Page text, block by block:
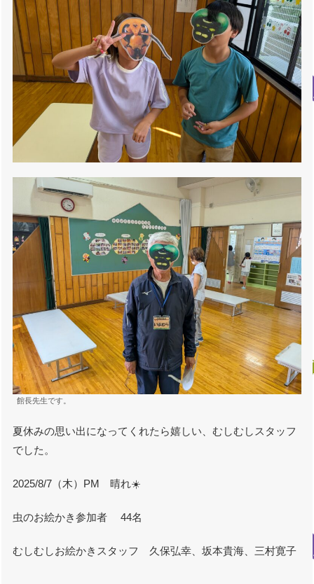
館長先生です。
夏休みの思い出になってくれたら嬉しい、むしむしスタッフ
でした。
2025/8/7（木）PM 晴れ☀️
虫のお絵かき参加者 44名
むしむしお絵かきスタッフ 久保弘幸、坂本貴海、三村寛子